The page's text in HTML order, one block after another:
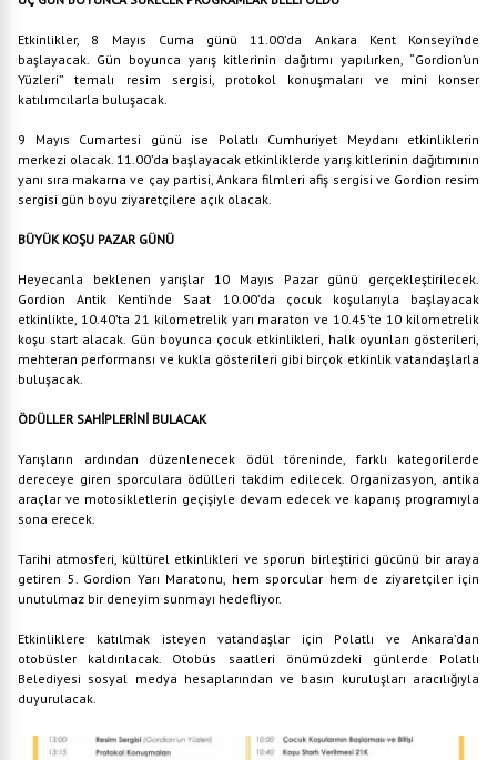
Etkinlikler, 8 Mayıs Cuma günü 11.00’da Ankara Kent Konseyi’nde
başlayacak. Gün boyunca yarış kitlerinin dağıtımı yapılırken, “Gordion’un
Yüzleri” temalı resim sergisi, protokol konuşmaları ve mini konser
katılımcılarla buluşacak.
9 Mayıs Cumartesi günü ise Polatlı Cumhuriyet Meydanı etkinliklerin
merkezi olacak. 11.00’da başlayacak etkinliklerde yarış kitlerinin dağıtımının
yanı sıra makarna ve çay partisi, Ankara filmleri afiş sergisi ve Gordion resim
sergisi gün boyu ziyaretçilere açık olacak.
BÜYÜK KOŞU PAZAR GÜNÜ
Heyecanla beklenen yarışlar 10 Mayıs Pazar günü gerçekleştirilecek.
Gordion Antik Kenti’nde Saat 10.00’da çocuk koşularıyla başlayacak
etkinlikte, 10.40’ta 21 kilometrelik yarı maraton ve 10.45’te 10 kilometrelik
koşu start alacak. Gün boyunca çocuk etkinlikleri, halk oyunları gösterileri,
mehteran performansı ve kukla gösterileri gibi birçok etkinlik vatandaşlarla
buluşacak.
ÖDÜLLER SAHİPLERİNİ BULACAK
Yarışların ardından düzenlenecek ödül töreninde, farklı kategorilerde
dereceye giren sporculara ödülleri takdim edilecek. Organizasyon, antika
araçlar ve motosikletlerin geçişiyle devam edecek ve kapanış programıyla
sona erecek.
Tarihi atmosferi, kültürel etkinlikleri ve sporun birleştirici gücünü bir araya
getiren 5. Gordion Yarı Maratonu, hem sporcular hem de ziyaretçiler için
unutulmaz bir deneyim sunmayı hedefliyor.
Etkinliklere katılmak isteyen vatandaşlar için Polatlı ve Ankara’dan
otobüsler kaldırılacak. Otobüs saatleri önümüzdeki günlerde Polatlı
Belediyesi sosyal medya hesaplarından ve basın kuruluşları aracılığıyla
duyurulacak.